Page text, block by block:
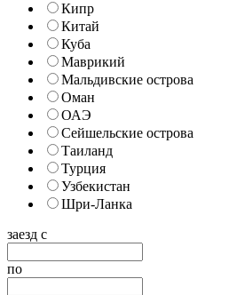
Кипр
Китай
Куба
Маврикий
Мальдивские острова
Оман
ОАЭ
Сейшельские острова
Таиланд
Турция
Узбекистан
Шри-Ланка
заезд с
по